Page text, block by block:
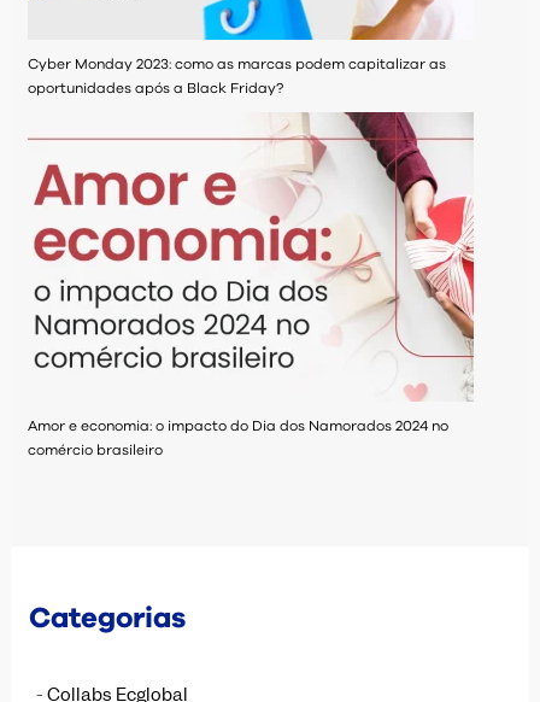
Cyber Monday 2023: como as marcas podem capitalizar as
oportunidades após a Black Friday?
Amor e economia: o impacto do Dia dos Namorados 2024 no
comércio brasileiro
Categorias
Collabs Ecglobal